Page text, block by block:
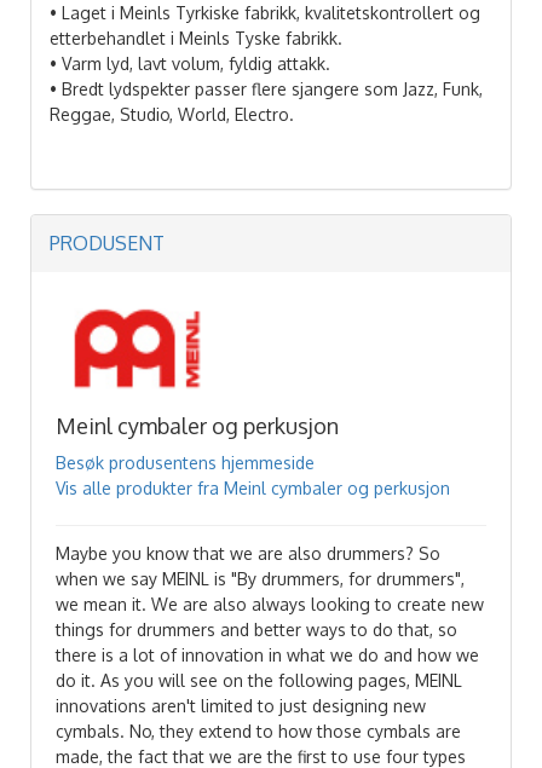
• Laget i Meinls Tyrkiske fabrikk, kvalitetskontrollert og
etterbehandlet i Meinls Tyske fabrikk.
• Varm lyd, lavt volum, fyldig attakk.
• Bredt lydspekter passer flere sjangere som Jazz, Funk,
Reggae, Studio, World, Electro.
PRODUSENT
Meinl cymbaler og perkusjon
Besøk produsentens hjemmeside
Vis alle produkter fra Meinl cymbaler og perkusjon
Maybe you know that we are also drummers? So
when we say MEINL is "By drummers, for drummers",
we mean it. We are also always looking to create new
things for drummers and better ways to do that, so
there is a lot of innovation in what we do and how we
do it. As you will see on the following pages, MEINL
innovations aren't limited to just designing new
cymbals. No, they extend to how those cymbals are
made, the fact that we are the first to use four types